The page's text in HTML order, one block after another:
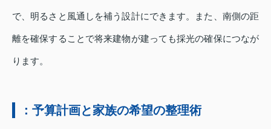
で、明るさと風通しを補う設計にできます。また、南側の距
離を確保することで将来建物が建っても採光の確保につなが
ります。
：予算計画と家族の希望の整理術